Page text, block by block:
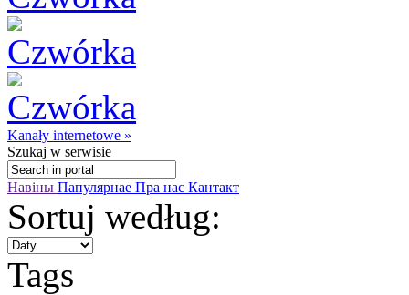
Kanały internetowe »
Szukaj w serwisie
Навіны Папулярнае Пра нас Кантакт
Sortuj według:
Tags